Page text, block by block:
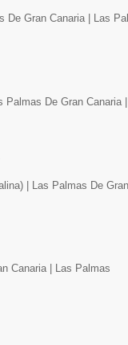
De Gran Canaria | Las
Palmas De Gran Canaria
| Las Palmas De
Canaria | Las Palmas